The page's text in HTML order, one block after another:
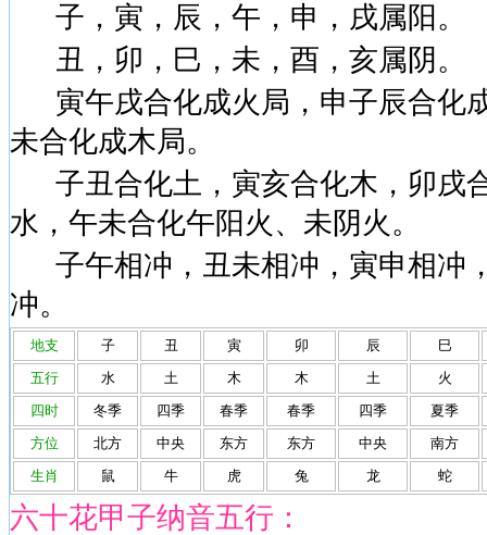
子，寅，辰，午，申，戌属阳。
丑，卯，巳，未，酉，亥属阴。
寅午戌合化成火局，申子辰合化
未合化成木局。
子丑合化土，寅亥合化木，卯戌
水，午未合化午阳火、未阴火。
子午相冲，丑未相冲，寅申相冲
冲。
地支 子 丑 寅 卯 辰
巳
五行
水 土 木 木 土
火
四时
冬季 四季 春季 春季 四季
夏季
方位
北方 中央 东方 东方 中央
南方
生肖
鼠 牛 虎 兔 龙 蛇
六十花甲子纳音五行：